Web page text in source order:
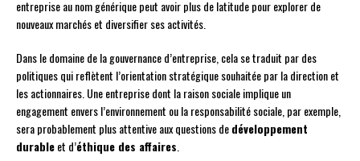
entreprise au nom générique peut avoir plus de latitude pour explorer de
nouveaux marchés et diversifier ses activités.
Dans le domaine de la gouvernance d’entreprise, cela se traduit par des
politiques qui reflètent l’orientation stratégique souhaitée par la direction et
les actionnaires. Une entreprise dont la raison sociale implique un
engagement envers l’environnement ou la responsabilité sociale, par exemple,
sera probablement plus attentive aux questions dedéveloppement
durableet d’éthique des affaires.